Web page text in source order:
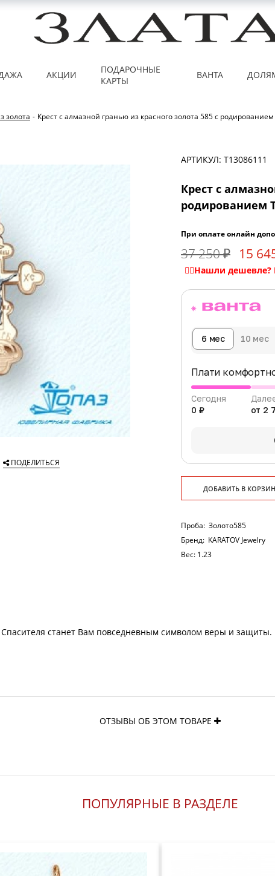
АКЦИИ
ПОДАРОЧНЫЕ
КАРТЫ
ВАНТА
золота - Крест с алмазной гранью из красного золота 585 с
ПОДЕЛИТЬСЯ
АРТИКУЛ: Т13086111
Крест с
родированием
При оплате онлайн
37 250 ₽ 15
6 мес 10 мес
Плати
Сегодня
0 ₽
от 2
ДОБАВИТЬ В
Проба: Золото585
Бренд: KARATOV Jewelry
Вес: 1.23
станет Вам повседневным символом веры и защиты.
ОТЗЫВЫ ОБ ЭТОМ ТОВАРЕ
ПОПУЛЯРНЫЕ В РАЗДЕЛЕ